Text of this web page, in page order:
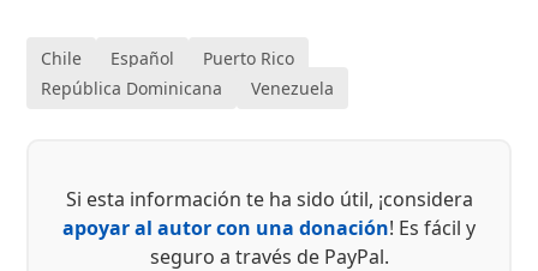
Chile Español
Puerto Rico
República Dominicana
Venezuela
Si esta información te ha sido útil, ¡considera
apoyar al autor con una donación! Es fácil y
seguro a través de PayPal.